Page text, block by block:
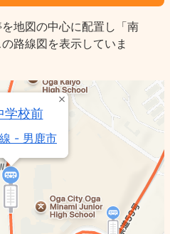
を地図の中心に配置し「南
路線図を表示していま
学校前
- 男鹿市